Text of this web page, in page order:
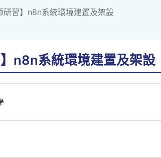
研習】n8n系統環境建置及架設
】n8n系統環境建置及架設